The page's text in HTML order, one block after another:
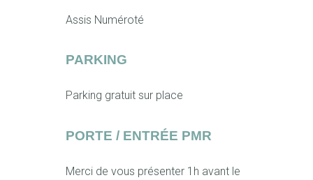
Assis Numéroté
PARKING
Parking gratuit sur place
PORTE / ENTRÉE PMR
Merci de vous présenter 1h avant le